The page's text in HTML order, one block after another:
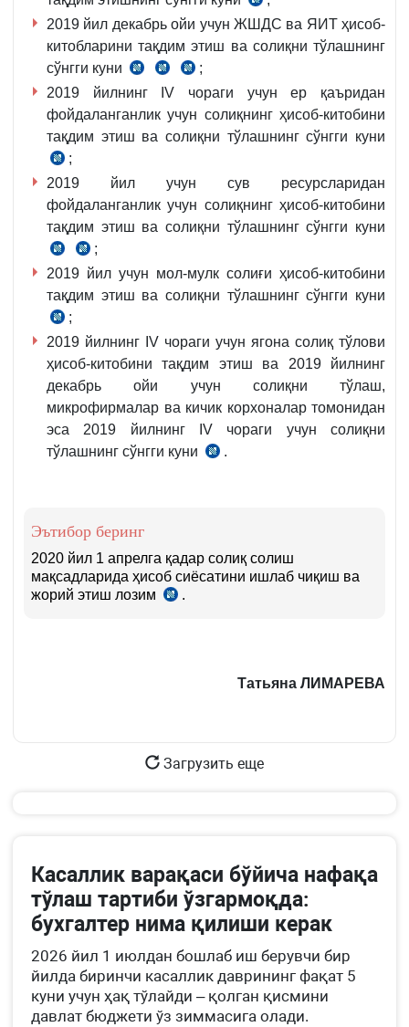
ва
бошқа
тўловлар
харажатлар
амалга
оширилиши
тўғрисидаги
НИЗОМ
17-
й.
942-
Низом
4-
б.
2019 йил декабрь ойи учун ЖШДС ва ЯИТ ҳисоб-
китобларини тақдим этиш ва солиқни тўлашнинг
сўнгги куни
СК
389-
м.
1-
2-
б.
СК
390-
м.
СК
407-
м.
4
5-
қ.
;
2019 йилнинг IV чораги учун ер қаъридан
фойдаланганлик учун солиқнинг ҳисоб-китобини
тақдим этиш ва солиқни тўлашнинг сўнгги куни
СК
454-
м.
3
ва
4-
қ.
;
2019 йил учун сув ресурсларидан
фойдаланганлик учун солиқнинг ҳисоб-китобини
тақдим этиш ва солиқни тўлашнинг сўнгги куни
СК
447-
м.
3-
қ.
СК
448-
м.
қ.
;
2019 йил учун мол-мулк солиғи ҳисоб-китобини
тақдим этиш ва солиқни тўлашнинг сўнгги куни
СК
417-
м.
2
ва
8-
қ.
;
2019 йилнинг IV чораги учун ягона солиқ тўлови
ҳисоб-китобини тақдим этиш ва 2019 йилнинг
декабрь ойи учун солиқни тўлаш,
микрофирмалар ва кичик корхоналар томонидан
эса 2019 йилнинг IV чораги учун солиқни
тўлашнинг сўнгги куни
СК
4-
қ.
.
Эътибор беринг
2020 йил 1 апрелга қадар солиқ солиш
мақсадларида ҳисоб сиёсатини ишлаб чиқиш ва
жорий этиш лозим
СК
.
Татьяна ЛИМАРЕВА
Загрузить еще
Касаллик варақаси бўйича нафақа
тўлаш тартиби ўзгармоқда:
бухгалтер нима қилиши керак
2026 йил 1 июлдан бошлаб иш берувчи бир
йилда биринчи касаллик даврининг фақат 5
куни учун ҳақ тўлайди – қолган қисмини
давлат бюджети ўз зиммасига олади.